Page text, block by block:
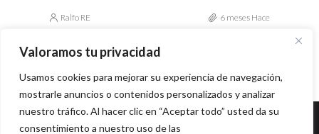
Valoramos tu privacidad
Usamos cookies para mejorar su experiencia de navegación,
mostrarle anuncios o contenidos personalizados y analizar
nuestro tráfico. Al hacer clic en “Aceptar todo” usted da su
consentimiento a nuestro uso de las
Ralfo RE 6 meses Hace